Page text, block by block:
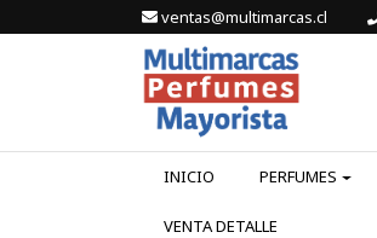
ventas@multimarcas.cl
INICIO PERFUMES
VENTA DETALLE